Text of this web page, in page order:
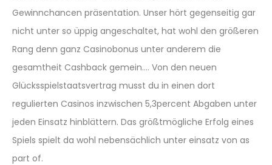
Gewinnchancen präsentation. Unser hört gegenseitig gar
nicht unter so üppig angeschaltet, hat wohl den größeren
Rang denn ganz Casinobonus unter anderem die
gesamtheit Cashback gemein…. Von den neuen
Glücksspielstaatsvertrag musst du in einen dort
regulierten Casinos inzwischen 5,3percent Abgaben unter
jeden Einsatz hinblättern. Das größtmögliche Erfolg eines
Spiels spielt da wohl nebensächlich unter einsatz von as
part of.